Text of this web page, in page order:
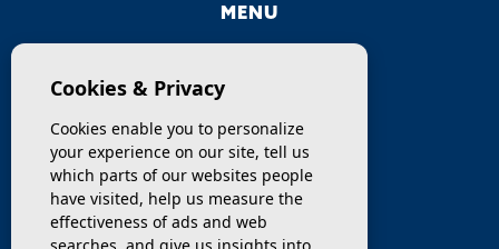
MENU
PROPERTIES
SERVICES
SELL / TRANSFER
Cookies & Privacy
Cookies enable you to personalize
your experience on our site, tell us
which parts of our websites people
have visited, help us measure the
effectiveness of ads and web